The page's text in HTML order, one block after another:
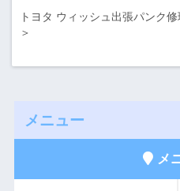
トヨタ ウィッシュ出張パンク
＞
メニュー
メ